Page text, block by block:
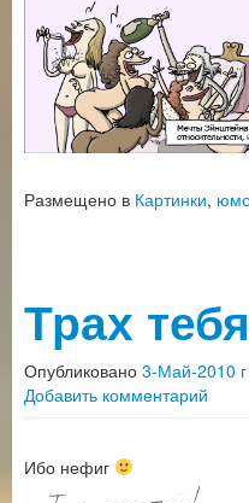
Размещено в Картинки,
Трах
Опубликовано 3-Май-2010
Добавить комментарий
Ибо нефиг